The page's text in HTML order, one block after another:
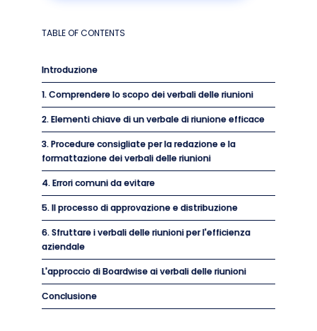
TABLE OF CONTENTS
Introduzione
1. Comprendere lo scopo dei verbali delle riunioni
2. Elementi chiave di un verbale di riunione efficace
3. Procedure consigliate per la redazione e la
formattazione dei verbali delle riunioni
4. Errori comuni da evitare
5. Il processo di approvazione e distribuzione
6. Sfruttare i verbali delle riunioni per l'efficienza
aziendale
L'approccio di Boardwise ai verbali delle riunioni
Conclusione